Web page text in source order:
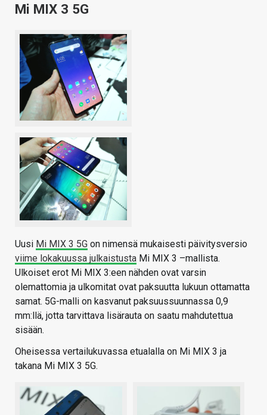
Mi MIX 3 5G
Uusi Mi MIX 3 5G on nimensä mukaisesti päivitysversio
viime lokakuussa julkaistusta Mi MIX 3 –mallista.
Ulkoiset erot Mi MIX 3:een nähden ovat varsin
olemattomia ja ulkomitat ovat paksuutta lukuun ottamatta
samat. 5G-malli on kasvanut paksuussuunnassa 0,9
mm:llä, jotta tarvittava lisärauta on saatu mahdutettua
sisään.
Oheisessa vertailukuvassa etualalla on Mi MIX 3 ja
takana Mi MIX 3 5G.